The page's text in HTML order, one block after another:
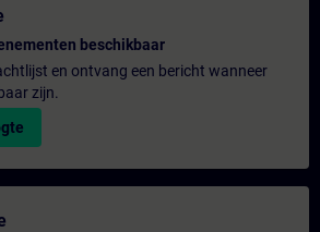
beschikbaar
en ontvang een bericht wanneer
zijn.